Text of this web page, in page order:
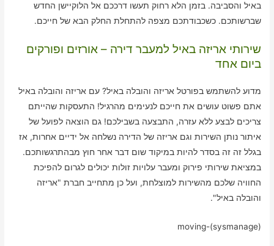
באיל והסביבה. בזמן הלא רחוק תעשו דרככם אל הלוקיישן החדש
שברשותכם. כשכבודתכם מצפה להתחלת החלק הבא של חייכם.
שירותי אריזה באיל למעבר דירה – אורזים ופורקים
ביום אחד
מדוע להשתמש בפורטל אריזה והובלה באיל? עם אריזה והובלה באיל
אתם פשוט עושים את חייכם לנעימים מהרגיל! התעסקות שהייתם
צריכים לבצע ללא עזרה, התבצעה בשבילכם! גם הוצאה לפועל של
איתור נותן השירות וגם אריזה של הדירה נשלחה אל ידיים אחרות, אז
בגלל זה זה בסדר להיות במיקוד שום דבר אחר חוץ מבהתרגשותכם.
במציאת שירותי פירוק ומעבר עלויות זולות יכולים לגרום להפיכת
החוויה שלכם מהשירות למוצלחת, ועל כן מתחייב חברת "אריזה
והובלה באיל".
moving-(sysmanage)